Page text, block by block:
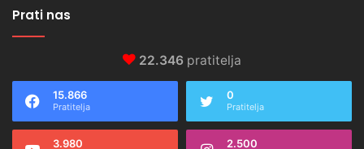
Prati nas
22.346 pratitelja
15.866
Pratitelja
0
Pratitelja
3.980 2.500